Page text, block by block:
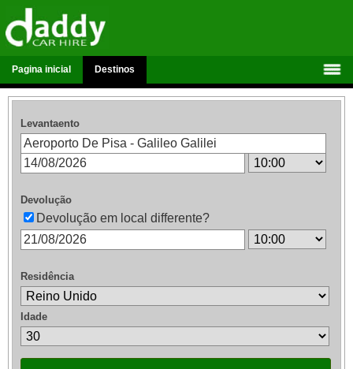
Pagina inicial Destinos
Levantaento
Devolução
Devolução em local differente?
Residência
Idade